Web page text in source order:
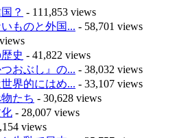
？ - 111,853 views
ものと外国... - 58,701 views
史 - 41,822 views
おぶし』の... - 38,032 views
界的にはめ... - 33,107 views
たち - 30,628 views
- 28,007 views
views